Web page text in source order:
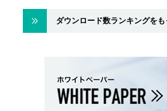
ダウンロード数ランキングをも